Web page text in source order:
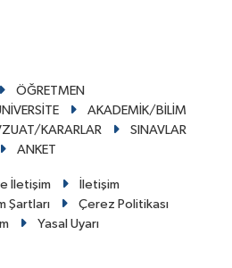
ÖĞRETMEN
AKADEMİK/BİLİM
KARARLAR
SINAVLAR
ANKET
İletişim
İletişim
Şartları
Çerez Politikası
Yasal Uyarı